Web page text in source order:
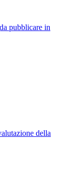
pubblicare in
della